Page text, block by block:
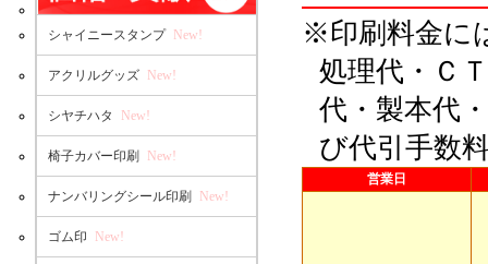
※印刷料金に
処理代・Ｃ
代・製本代
び代引手数
営業日
シャイニースタンプ New!
アクリルグッズ New!
シヤチハタ New!
椅子カバー印刷 New!
ナンバリングシール印刷 New!
ゴム印 New!